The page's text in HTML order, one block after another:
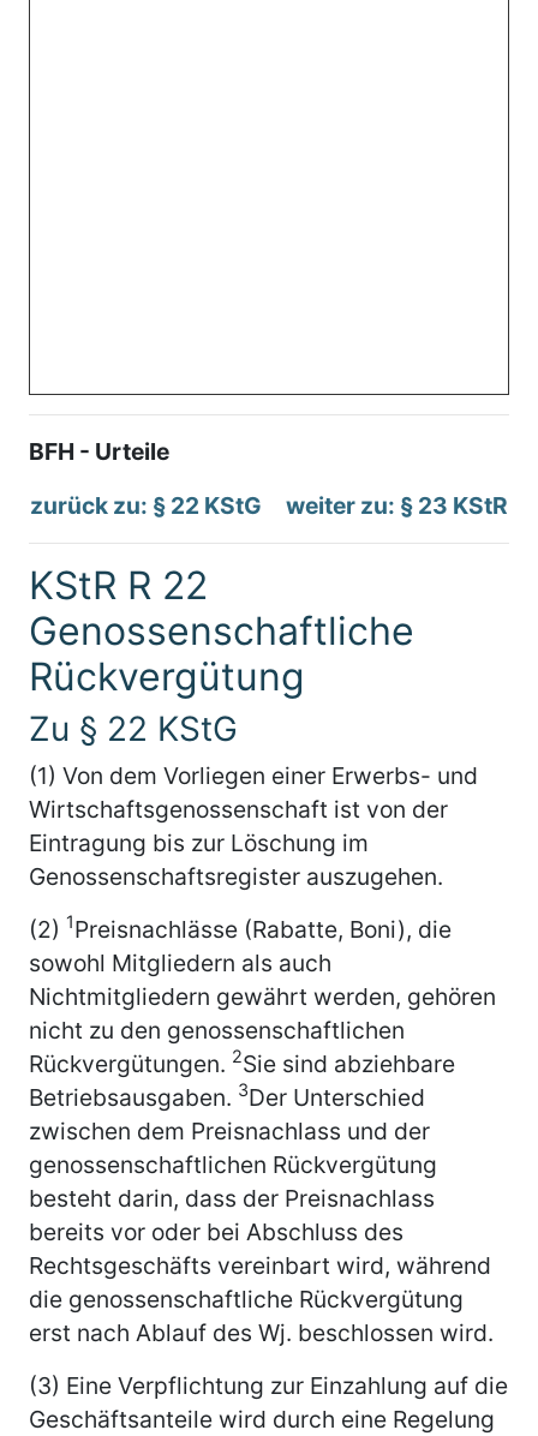
BFH - Urteile
zurück zu: § 22 KStG
weiter zu: § 23 KStR
KStR R 22
Genossenschaftliche
Rückvergütung
Zu § 22 KStG
(1) Von dem Vorliegen einer Erwerbs- und
Wirtschaftsgenossenschaft ist von der
Eintragung bis zur Löschung im
Genossenschaftsregister auszugehen.
(2) 1Preisnachlässe (Rabatte, Boni), die
sowohl Mitgliedern als auch
Nichtmitgliedern gewährt werden, gehören
nicht zu den genossenschaftlichen
Rückvergütungen. 2Sie sind abziehbare
Betriebsausgaben. 3Der Unterschied
zwischen dem Preisnachlass und der
genossenschaftlichen Rückvergütung
besteht darin, dass der Preisnachlass
bereits vor oder bei Abschluss des
Rechtsgeschäfts vereinbart wird, während
die genossenschaftliche Rückvergütung
erst nach Ablauf des Wj. beschlossen wird.
(3) Eine Verpflichtung zur Einzahlung auf die
Geschäftsanteile wird durch eine Regelung